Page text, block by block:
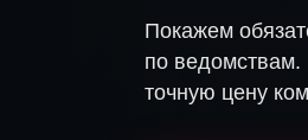
Покажем
по ведомствам.
точную цену